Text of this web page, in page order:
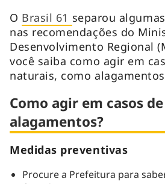
O Brasil 61 separou
nas recomendações do
Desenvolvimento Regional
você saiba como agir em
naturais, como
Como agir em casos de
alagamentos?
Medidas preventivas
Procure a Prefeitura para